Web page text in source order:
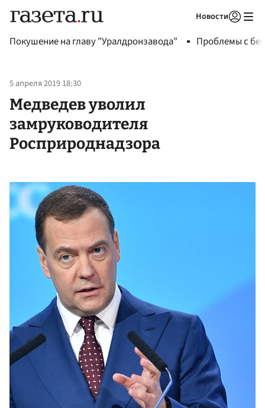
Новости
Покушение на главу "Уралдронзавода" Проблемы с
5 апреля 2019 18:30
Медведев уволил
замруководителя
Росприроднадзора